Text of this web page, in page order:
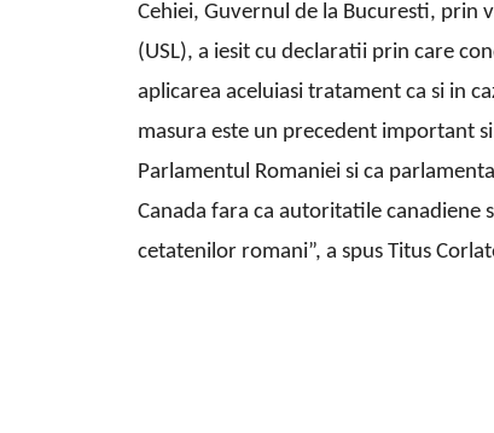
Cehiei, Guvernul de la Bucuresti, prin
(USL), a iesit cu declaratii prin care
aplicarea aceluiasi tratament ca si in
masura este un precedent important
Parlamentul Romaniei si ca
Canada fara ca autoritatile canadiene
cetatenilor romani”, a spus Titus